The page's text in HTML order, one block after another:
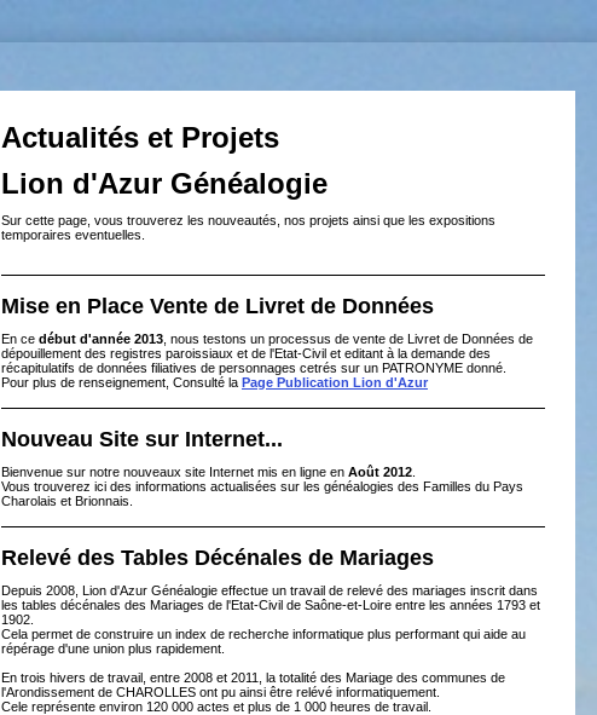
Actualités et Projets
Lion d'Azur Généalogie
Sur cette page, vous trouverez les nouveautés, nos projets ainsi que les expositions
temporaires eventuelles.
Mise en Place Vente de Livret de Données
En ce début d'année 2013 , nous testons un processus de vente de Livret de Données de
dépouillement des registres paroissiaux et de l'Etat-Civil et editant à la demande des
récapitulatifs de données filiatives de personnages cetrés sur un PATRONYME donné.
Pour plus de renseignement, Consulté la Page Publication Lion d'Azur
Nouveau Site sur Internet...
Bienvenue sur notre nouveaux site Internet mis en ligne en Août 2012
Vous trouverez ici des informations actualisées sur les généalogies des Familles du Pays
Charolais et Brionnais.
Relevé des Tables Décénales de Mariages
Depuis 2008, Lion d'Azur Généalogie effectue un travail de relevé des mariages inscrit dans
les tables décénales des Mariages de l'Etat-Civil de Saône-et-Loire entre les années 1793 et
1902.
Cela permet de construire un index de recherche informatique plus performant qui aide au
répérage d'une union plus rapidement.
En trois hivers de travail, entre 2008 et 2011, la totalité des Mariage des communes de
l'Arondissement de CHAROLLES ont pu ainsi être relévé informatiquement.
Cele représente environ 120 000 actes et plus de 1 000 heures de travail.